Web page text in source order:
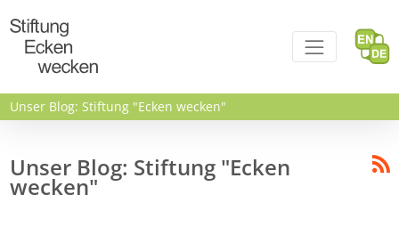
Unser Blog: Stiftung "Ecken wecken"
Unser Blog: Stiftung "Ecken
wecken"